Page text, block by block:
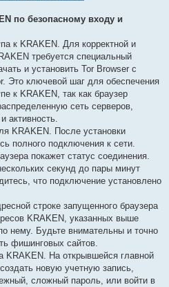
по безопасному входу и
к KRAKEN. Для корректной и
требуется специальный
и установить Tor Browser с
Это ключевой шаг для обеспечения
к KRAKEN, так как браузер
сеть серверов,
активность.
KRAKEN. После установки
полного подключения к сети.
покажет статус соединения.
секунд до пары минут
что подключение установлено
строке запущенного браузера
KRAKEN, указанных выше
нему. Будьте внимательны и точно
фишинговых сайтов.
KRAKEN. На открывшейся главной
новую учетную запись,
сложный пароль, или войти в